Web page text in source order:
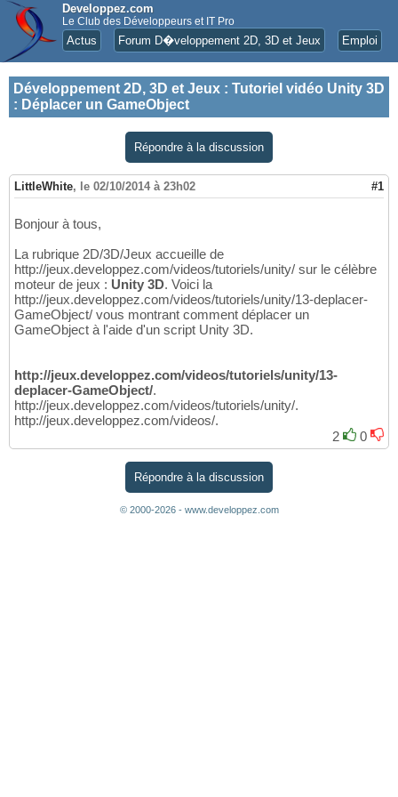
Developpez.com
Le Club des Développeurs et IT Pro
Actus Forum D�veloppement 2D, 3D et Jeux Emploi
Développement 2D, 3D et Jeux : Tutoriel vidéo Unity 3D
: Déplacer un GameObject
Répondre à la discussion
LittleWhite, le 02/10/2014 à 23h02 #1
Bonjour à tous,
La rubrique 2D/3D/Jeux accueille de
http://jeux.developpez.com/videos/tutoriels/unity/ sur le célèbre
moteur de jeux : Unity 3D. Voici la
http://jeux.developpez.com/videos/tutoriels/unity/13-deplacer-
GameObject/ vous montrant comment déplacer un
GameObject à l'aide d'un script Unity 3D.
http://jeux.developpez.com/videos/tutoriels/unity/13-
deplacer-GameObject/.
http://jeux.developpez.com/videos/tutoriels/unity/.
http://jeux.developpez.com/videos/.
2
0
Répondre à la discussion
© 2000-2026 - www.developpez.com